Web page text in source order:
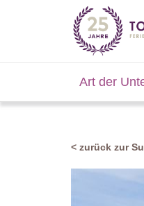
Art der
< zurück zur